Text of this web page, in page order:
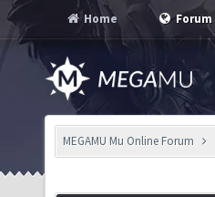
Home Forum
MEGAMU Mu Online Forum